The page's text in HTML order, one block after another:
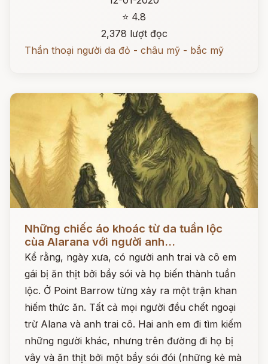
⭐ 4.8
2,378 lượt đọc
Thần thoại người da đỏ - châu mỹ - bắc mỹ
Những chiếc áo khoác từ da tuần lộc
cùa Alarana với người anh...
Kể rằng, ngày xưa, có người anh trai và cô em
gái bị ăn thịt bởi bầy sói và họ biến thành tuần
lộc. Ở Point Barrow từng xảy ra một trận khan
hiếm thức ăn. Tất cả mọi người đều chết ngoại
trừ Alana và anh trai cô. Hai anh em đi tìm kiếm
những người khác, nhưng trên đường đi họ bị
vây và ăn thịt bởi một bầy sói đói (những kẻ mà